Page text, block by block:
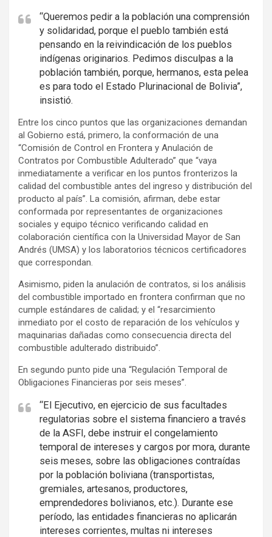
t
“Queremos pedir a la población una comprensión
y solidaridad, porque el pueblo también está
pensando en la reivindicación de los pueblos
indígenas originarios. Pedimos disculpas a la
población también, porque, hermanos, esta pelea
es para todo el Estado Plurinacional de Bolivia”,
insistió.
Entre los cinco puntos que las organizaciones demandan
al Gobierno está, primero, la conformación de una
“Comisión de Control en Frontera y Anulación de
Contratos por Combustible Adulterado” que “vaya
inmediatamente a verificar en los puntos fronterizos la
calidad del combustible antes del ingreso y distribución del
producto al país”. La comisión, afirman, debe estar
conformada por representantes de organizaciones
sociales y equipo técnico verificando calidad en
colaboración científica con la Universidad Mayor de San
Andrés (UMSA) y los laboratorios técnicos certificadores
que correspondan.
Asimismo, piden la anulación de contratos, si los análisis
del combustible importado en frontera confirman que no
cumple estándares de calidad; y el “resarcimiento
inmediato por el costo de reparación de los vehículos y
maquinarias dañadas como consecuencia directa del
combustible adulterado distribuido”.
En segundo punto pide una “Regulación Temporal de
Obligaciones Financieras por seis meses”.
“El Ejecutivo, en ejercicio de sus facultades
regulatorias sobre el sistema financiero a través
de la ASFI, debe instruir el congelamiento
temporal de intereses y cargos por mora, durante
seis meses, sobre las obligaciones contraídas
por la población boliviana (transportistas,
gremiales, artesanos, productores,
emprendedores bolivianos, etc.). Durante ese
período, las entidades financieras no aplicarán
intereses corrientes, multas ni intereses